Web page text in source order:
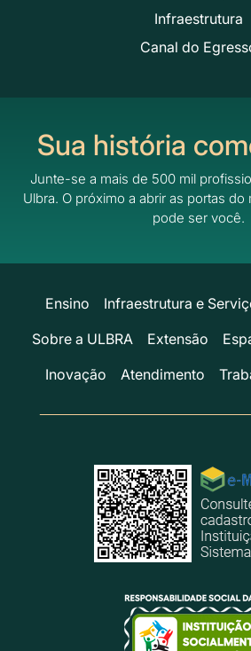
Infraestrutura
Canal do
Sua história
Junte-se a mais de 500 mil
Ulbra. O próximo a abrir as portas
pode ser você.
Ensino Infraestrutura e
Sobre a ULBRA
Extensão
Inovação
Atendimento